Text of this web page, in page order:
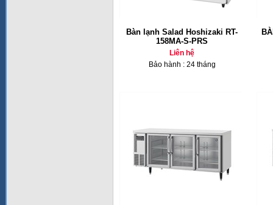
Bàn lạnh Salad Hoshizaki RT-
158MA-S-PRS
Liên hệ
Bảo hành : 24 tháng